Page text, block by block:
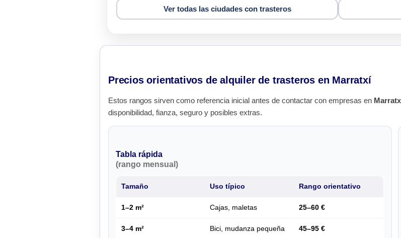
Ver todas las ciudades con trasteros
Precios orientativos de alquiler de trasteros en Marratxí
Estos rangos sirven como referencia inicial antes de contactar con empresas en
disponibilidad, fianza, seguro y posibles extras.
Tabla rápida
(rango mensual)
Tamaño Uso típico Rango orientativo
1–2 m² Cajas, maletas 25–60 €
3–4 m² Bici, mudanza pequeña 45–95 €